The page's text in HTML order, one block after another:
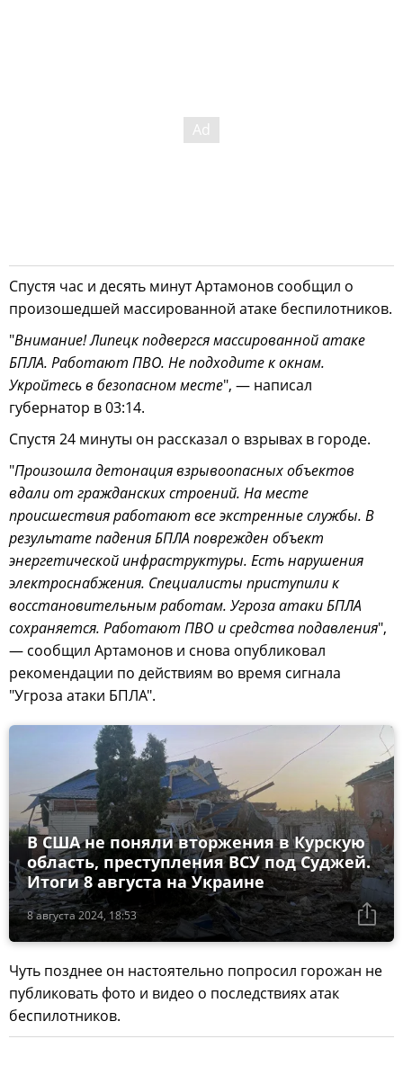
Спустя час и десять минут Артамонов сообщил о
произошедшей массированной атаке беспилотников.
"Внимание! Липецк подвергся массированной атаке
БПЛА. Работают ПВО. Не подходите к окнам.
Укройтесь в безопасном месте", — написал
губернатор в 03:14.
Спустя 24 минуты он рассказал о взрывах в городе.
"Произошла детонация взрывоопасных объектов
вдали от гражданских строений. На месте
происшествия работают все экстренные службы. В
результате падения БПЛА поврежден объект
энергетической инфраструктуры. Есть нарушения
электроснабжения. Специалисты приступили к
восстановительным работам. Угроза атаки БПЛА
сохраняется. Работают ПВО и средства подавления",
— сообщил Артамонов и снова опубликовал
рекомендации по действиям во время сигнала
"Угроза атаки БПЛА".
8 августа 2024, 18:53
В США не поняли вторжения в Курскую
область, преступления ВСУ под Суджей.
Итоги 8 августа на Украине
Чуть позднее он настоятельно попросил горожан не
публиковать фото и видео о последствиях атак
беспилотников.